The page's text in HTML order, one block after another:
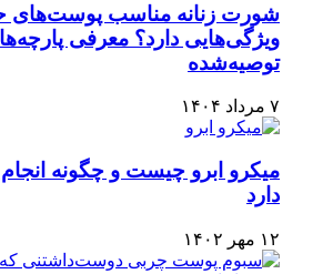
شورت زنانه مناسب
ویژگی‌هایی دارد؟ معرفی
توصیه‌شده
۷ مرداد ۱۴۰۴
میکرو ابرو چیست و چگونه انجام
دارد
۱۲ مهر ۱۴۰۲